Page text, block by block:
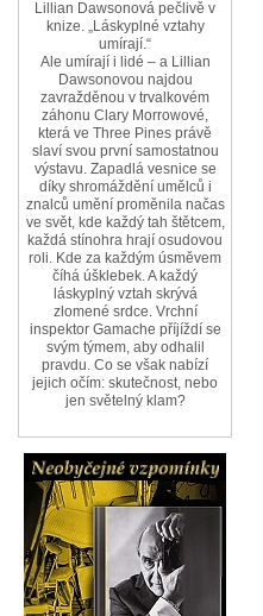
Lillian Dawsonová pečlivě v
knize. „Láskyplné vztahy
umírají.“
Ale umírají i lidé – a Lillian
Dawsonovou najdou
zavražděnou v trvalkovém
záhonu Clary Morrowové,
která ve Three Pines právě
slaví svou první samostatnou
výstavu. Zapadlá vesnice se
díky shromáždění umělců i
znalců umění proměnila načas
ve svět, kde každý tah štětcem,
každá stínohra hrají osudovou
roli. Kde za každým úsměvem
číhá úšklebek. A každý
láskyplný vztah skrývá
zlomené srdce. Vrchní
inspektor Gamache příjíždí se
svým týmem, aby odhalil
pravdu. Co se však nabízí
jejich očím: skutečnost, nebo
jen světelný klam?